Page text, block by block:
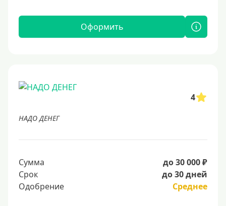
Оформить
4
НАДО ДЕНЕГ
Сумма
до 30 000 ₽
Срок
до 30 дней
Одобрение
Среднее